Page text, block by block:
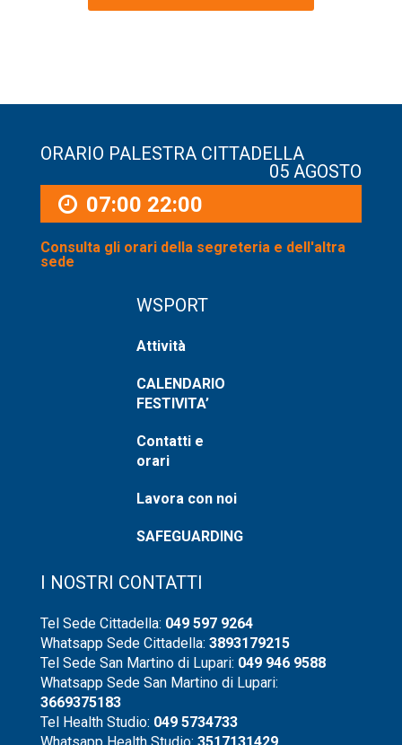
ORARIO PALESTRA CITTADELLA
05 AGOSTO
07:00 22:00
Consulta gli orari della segreteria e dell'altra
sede
WSPORT
Attività
CALENDARIO
FESTIVITA’
Contatti e
orari
Lavora con noi
SAFEGUARDING
I NOSTRI CONTATTI
Tel Sede Cittadella: 049 597 9264
Whatsapp Sede Cittadella: 3893179215
Tel Sede San Martino di Lupari: 049 946 9588
Whatsapp Sede San Martino di Lupari:
3669375183
Tel Health Studio: 049 5734733
Whatsapp Health Studio: 3517131429